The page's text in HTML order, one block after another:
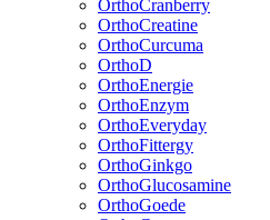
OrthoCranberry
OrthoCreatine
OrthoCurcuma
OrthoD
OrthoEnergie
OrthoEnzym
OrthoEveryday
OrthoFittergy
OrthoGinkgo
OrthoGlucosamine
OrthoGoede